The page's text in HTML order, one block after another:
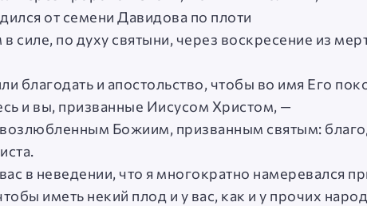
от семени Давидова по плоти
по духу святыни, через воскресение из
благодать и апостольство, чтобы во имя Его
и вы, призванные Иисусом Христом, —
Божиим, призванным святым:
в неведении, что я многократно намеревался
иметь некий плод и у вас, как и у прочих